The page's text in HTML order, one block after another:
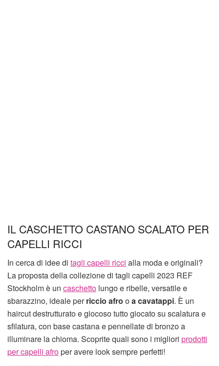
IL CASCHETTO CASTANO SCALATO PER
CAPELLI RICCI
In cerca di idee di tagli capelli ricci alla moda e originali?
La proposta della collezione di tagli capelli 2023 REF
Stockholm è un caschetto lungo e ribelle, versatile e
sbarazzino, ideale perriccio afro oa cavatappi. È un
haircut destrutturato e giocoso tutto giocato su scalatura e
sfilatura, con base castana e pennellate di bronzo a
illuminare la chioma. Scoprite quali sono i migliori prodotti
per capelli afroper avere look sempre perfetti!